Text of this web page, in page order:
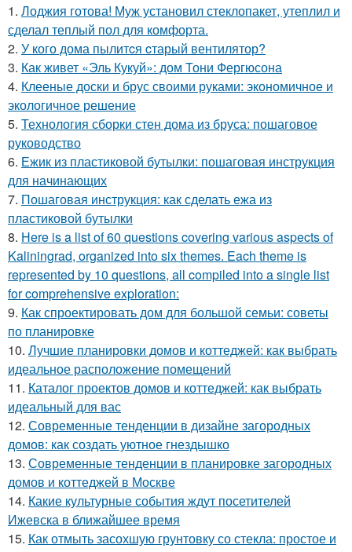
1. Лоджия готова! Муж установил стеклопакет, утеплил и
сделал теплый пол для комфорта.
2. У кого дома пылитcя cтарый вентилятор?
3. Как живет «Эль Кукуй»: дом Тони Фергюсона
4. Клееные доски и брус своими руками: экономичное и
экологичное решение
5. Технология сборки стен дома из бруса: пошаговое
руководство
6. Ежик из пластиковой бутылки: пошаговая инструкция
для начинающих
7. Пошаговая инструкция: как сделать ежа из
пластиковой бутылки
8. Here is a list of 60 questions covering various aspects of
Kaliningrad, organized into six themes. Each theme is
represented by 10 questions, all compiled into a single list
for comprehensive exploration:
9. Как спроектировать дом для большой семьи: советы
по планировке
10. Лучшие планировки домов и коттеджей: как выбрать
идеальное расположение помещений
11. Каталог проектов домов и коттеджей: как выбрать
идеальный для вас
12. Современные тенденции в дизайне загородных
домов: как создать уютное гнездышко
13. Современные тенденции в планировке загородных
домов и коттеджей в Москве
14. Какие культурные события ждут посетителей
Ижевска в ближайшее время
15. Как отмыть засохшую грунтовку со стекла: простое и